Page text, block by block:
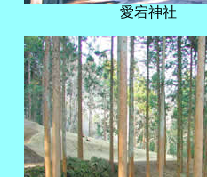
愛宕神社